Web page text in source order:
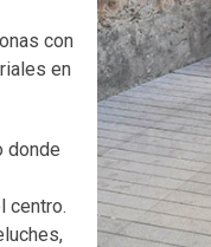
con
en
donde
centro.